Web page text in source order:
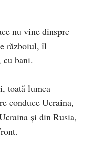
nu vine dinspre
războiul, îl
cu bani.
toată lumea
conduce Ucraina,
și din Rusia,